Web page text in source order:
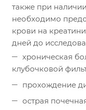
также при
необходимо
крови на
дней до
хроническая
клубочковой
прохождение
острая